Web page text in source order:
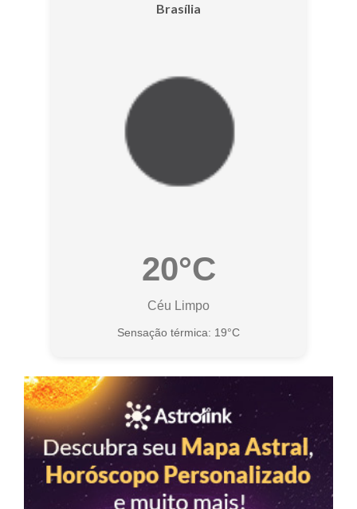
Brasília
20°C
Céu Limpo
Sensação térmica: 19°C